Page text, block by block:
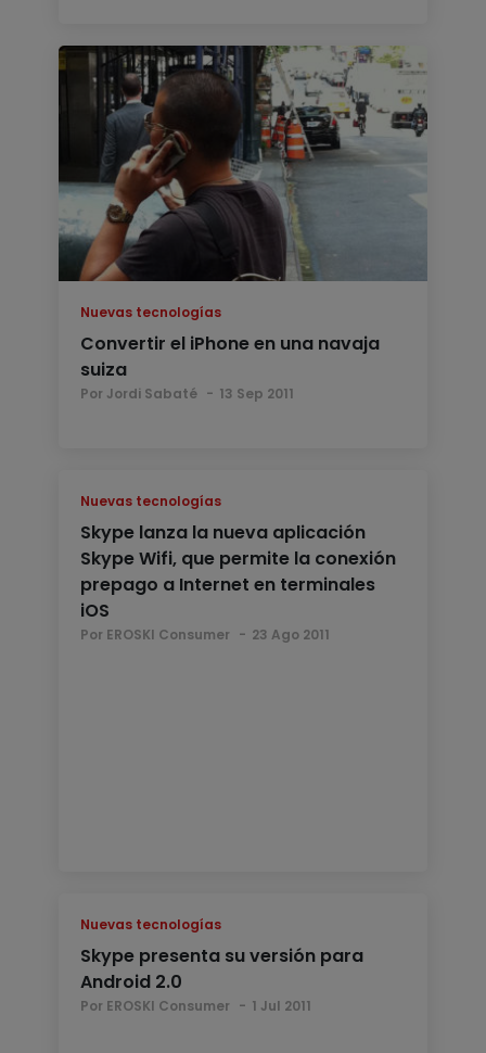
Nuevas tecnologías
Convertir el iPhone en una navaja
suiza
Por Jordi Sabaté 13 Sep 2011
Nuevas tecnologías
Skype lanza la nueva aplicación
Skype Wifi, que permite la conexión
prepago a Internet en terminales
iOS
Por EROSKI Consumer 23 Ago 2011
Nuevas tecnologías
Skype presenta su versión para
Android 2.0
Por EROSKI Consumer 1 Jul 2011